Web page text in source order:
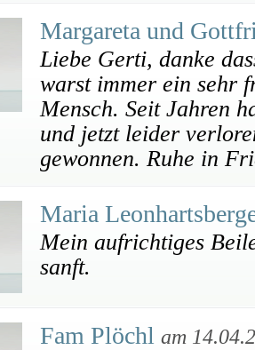
Margareta und
Liebe Gerti, danke
warst immer ein sehr
Mensch. Seit Jahren
und jetzt leider
gewonnen. Ruhe in
Maria
Mein aufrichtiges
sanft.
Fam Plöchl am